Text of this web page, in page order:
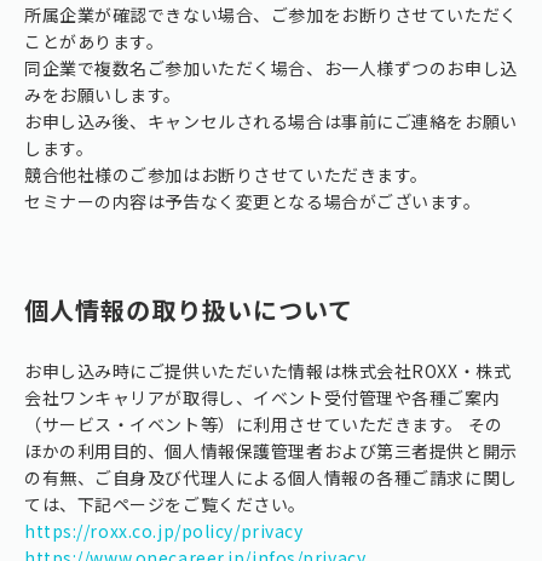
所属企業が確認できない場合、ご参加をお断りさせていただく
ことがあります。
同企業で複数名ご参加いただく場合、お一人様ずつのお申し込
みをお願いします。
お申し込み後、キャンセルされる場合は事前にご連絡をお願い
します。
競合他社様のご参加はお断りさせていただきます。
セミナーの内容は予告なく変更となる場合がございます。
個人情報の取り扱いについて
お申し込み時にご提供いただいた情報は株式会社ROXX・株式
会社ワンキャリアが取得し、イベント受付管理や各種ご案内
（サービス・イベント等）に利用させていただきます。 その
ほかの利用目的、個人情報保護管理者および第三者提供と開示
の有無、ご自身及び代理人による個人情報の各種ご請求に関し
ては、下記ページをご覧ください。
https://roxx.co.jp/policy/privacy